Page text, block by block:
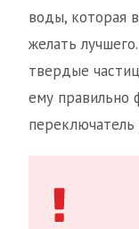
воды, которая
желать
твердые
ему правильно
переключатель